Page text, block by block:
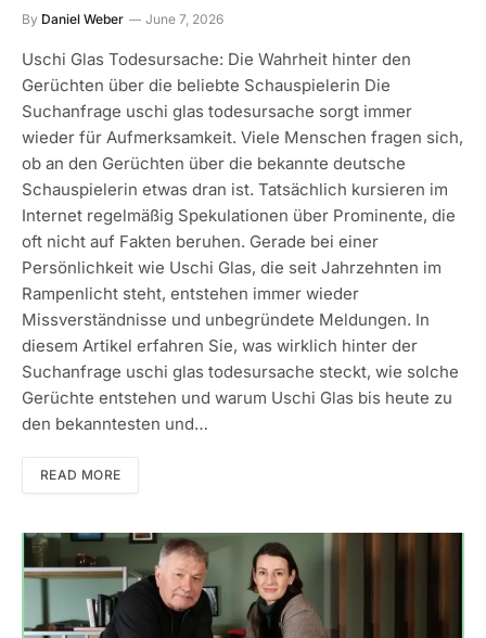
By Daniel Weber June 7, 2026
Uschi Glas Todesursache: Die Wahrheit hinter den
Gerüchten über die beliebte Schauspielerin Die
Suchanfrage uschi glas todesursache sorgt immer
wieder für Aufmerksamkeit. Viele Menschen fragen sich,
ob an den Gerüchten über die bekannte deutsche
Schauspielerin etwas dran ist. Tatsächlich kursieren im
Internet regelmäßig Spekulationen über Prominente, die
oft nicht auf Fakten beruhen. Gerade bei einer
Persönlichkeit wie Uschi Glas, die seit Jahrzehnten im
Rampenlicht steht, entstehen immer wieder
Missverständnisse und unbegründete Meldungen. In
diesem Artikel erfahren Sie, was wirklich hinter der
Suchanfrage uschi glas todesursache steckt, wie solche
Gerüchte entstehen und warum Uschi Glas bis heute zu
den bekanntesten und…
READ MORE